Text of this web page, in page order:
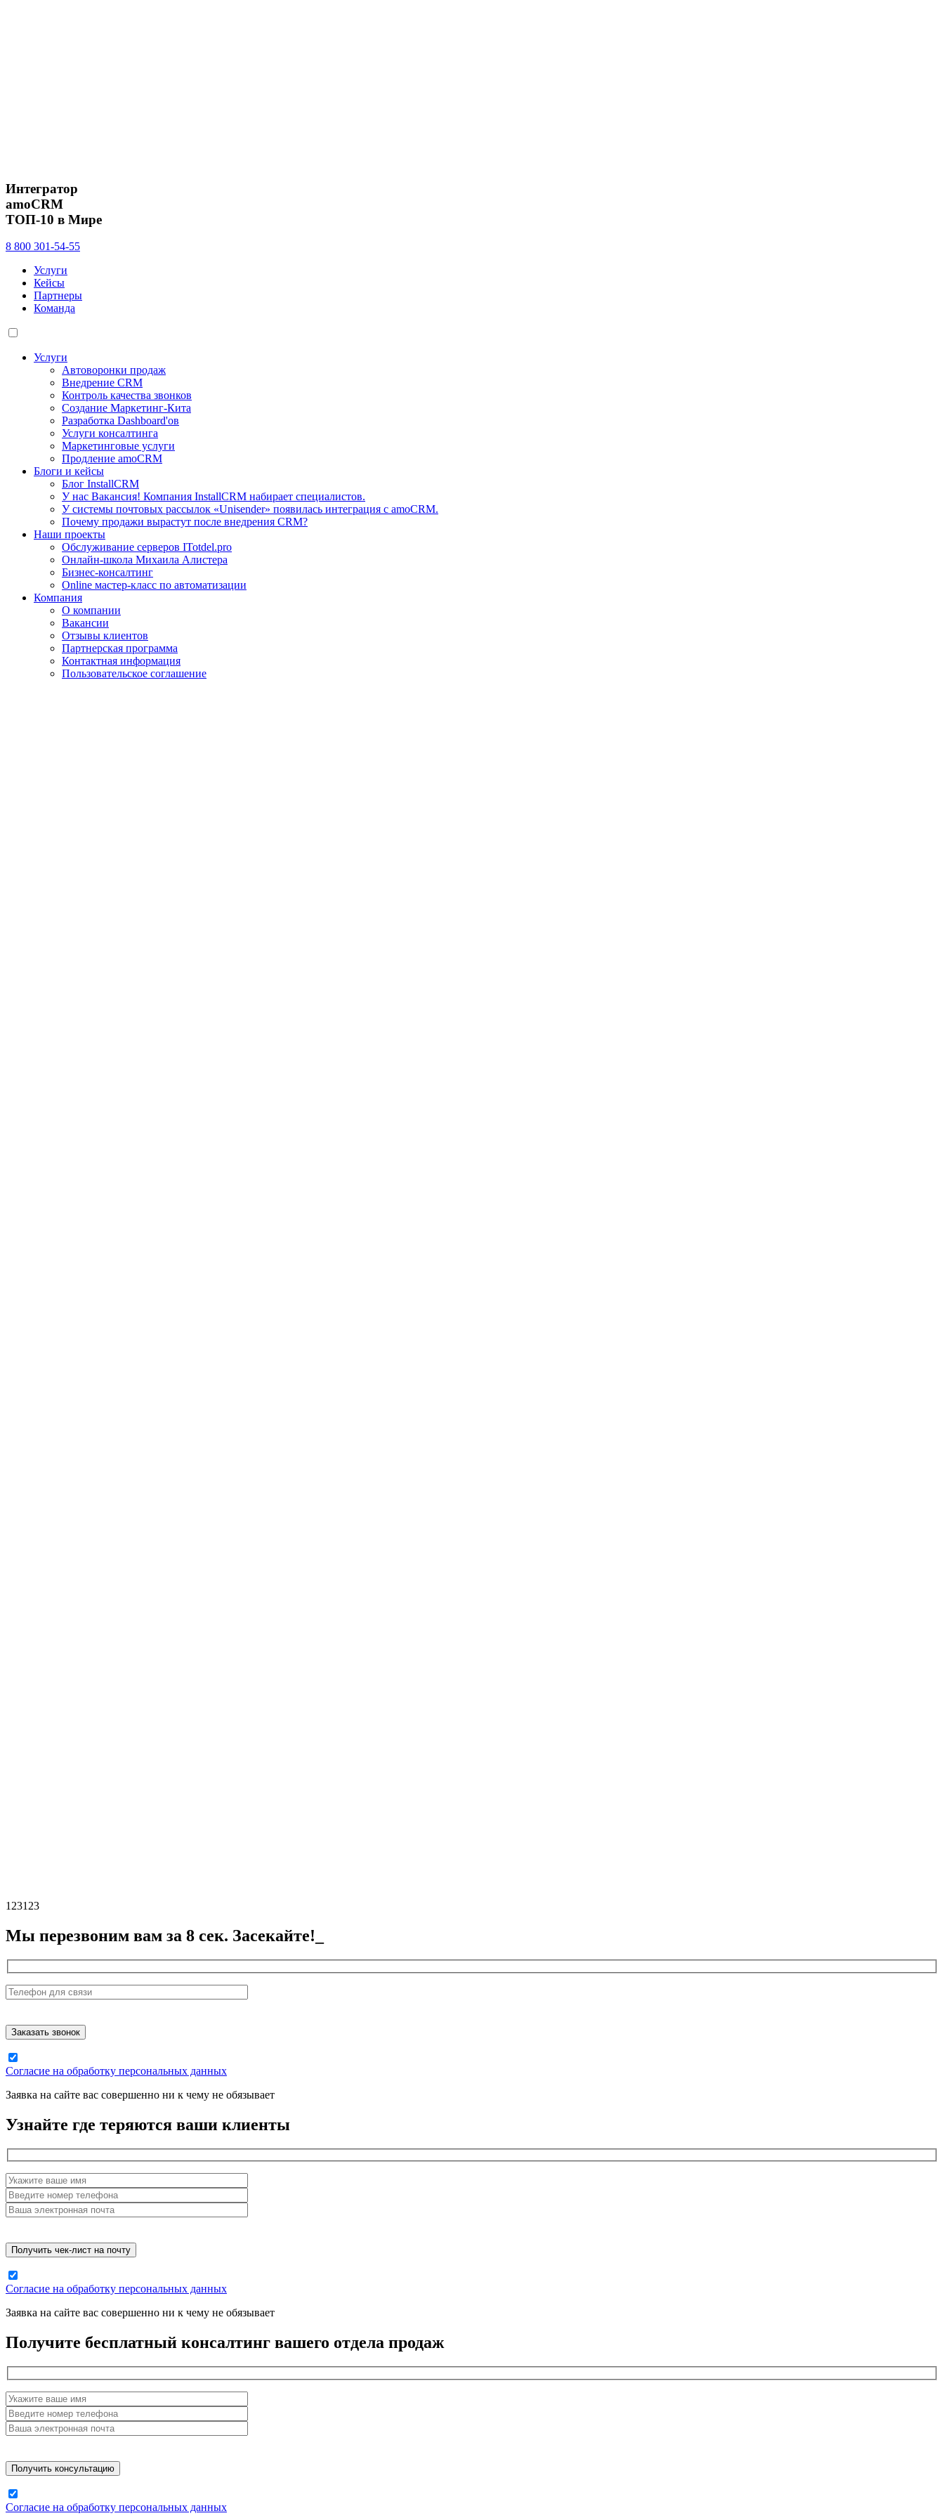
Интегратор
amoCRM
ТОП-10 в Мире
8 800 301-54-55
Услуги
Кейсы
Партнеры
Команда
Услуги
Автоворонки продаж
Внедрение CRM
Контроль качества звонков
Создание Маркетинг-Кита
Разработка Dashboard'ов
Услуги консалтинга
Маркетинговые услуги
Продление amoCRM
Блоги и кейсы
Блог InstallCRM
У нас Вакансия! Компания InstallCRM набирает специалистов.
У системы почтовых рассылок «Unisender» появилась интеграция с amoCRM.
Почему продажи вырастут после внедрения CRM?
Наши проекты
Обслуживание серверов ITotdel.pro
Онлайн-школа Михаила Алистера
Бизнес-консалтинг
Online мастер-класс по автоматизации
Компания
О компании
Вакансии
Отзывы клиентов
Партнерская программа
Контактная информация
Пользовательское соглашение
123123
Мы перезвоним вам за 8 сек. Засекайте!_
Согласие на обработку персональных данных
Заявка на сайте вас совершенно ни к чему не обязывает
Узнайте где теряются ваши клиенты
Согласие на обработку персональных данных
Заявка на сайте вас совершенно ни к чему не обязывает
Получите бесплатный консалтинг вашего отдела продаж
Согласие на обработку персональных данных